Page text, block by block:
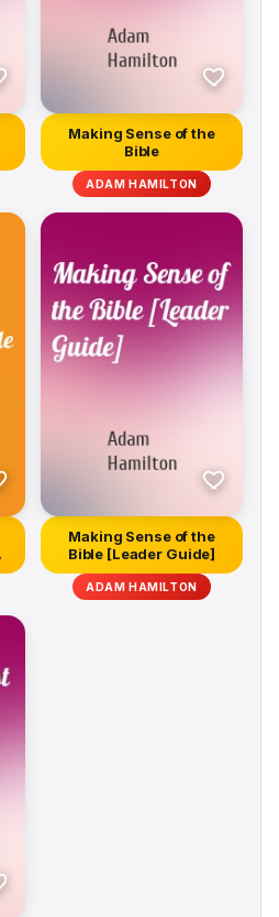
Making Sense of the
Bible
ADAM HAMILTON
Making Sense of the
Bible [Leader Guide]
ADAM HAMILTON